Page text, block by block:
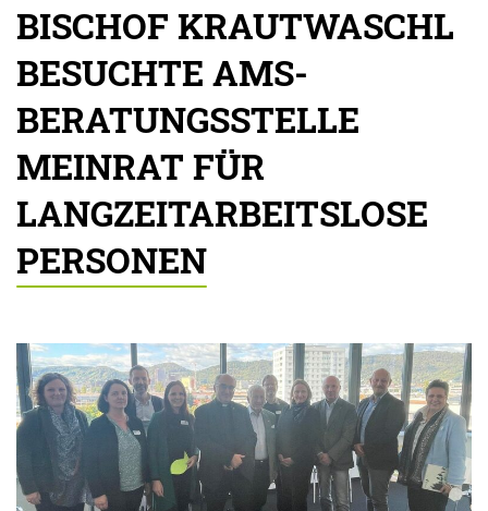
BISCHOF KRAUTWASCHL
BESUCHTE AMS-
BERATUNGSSTELLE
MEINRAT FÜR
LANGZEITARBEITSLOSE
PERSONEN